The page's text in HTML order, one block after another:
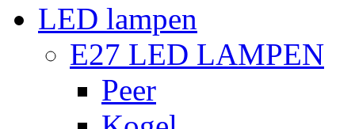
LED lampen
E27 LED LAMPEN
Peer